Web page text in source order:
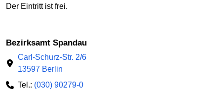
Der Eintritt ist frei.
Bezirksamt Spandau
Carl-Schurz-Str. 2/6
13597 Berlin
Tel.: (030) 90279-0